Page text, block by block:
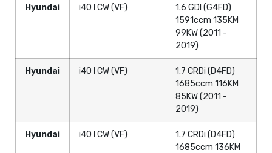
Hyundai i40 I CW (VF)
1.6 GDI (G4FD)
1591ccm 135KM
99KW (2011 -
2019)
Hyundai i40 I CW (VF)
1.7 CRDi (D4FD)
1685ccm 116KM
85KW (2011 -
2019)
Hyundai i40 I CW (VF)
1.7 CRDi (D4FD)
1685ccm 136KM